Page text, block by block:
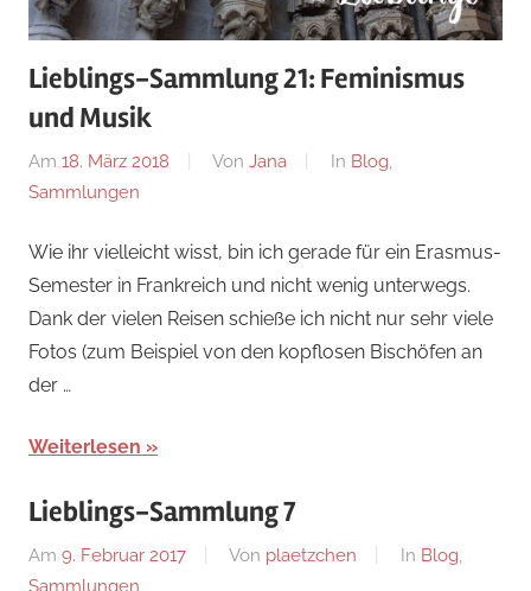
Lieblings-Sammlung 21: Feminismus
und Musik
Am 18. März 2018 Von Jana In Blog,
Sammlungen
Wie ihr vielleicht wisst, bin ich gerade für ein Erasmus-
Semester in Frankreich und nicht wenig unterwegs.
Dank der vielen Reisen schieße ich nicht nur sehr viele
Fotos (zum Beispiel von den kopflosen Bischöfen an
der …
Weiterlesen
Lieblings-Sammlung 7
Am 9. Februar 2017 Von plaetzchen In Blog,
Sammlungen